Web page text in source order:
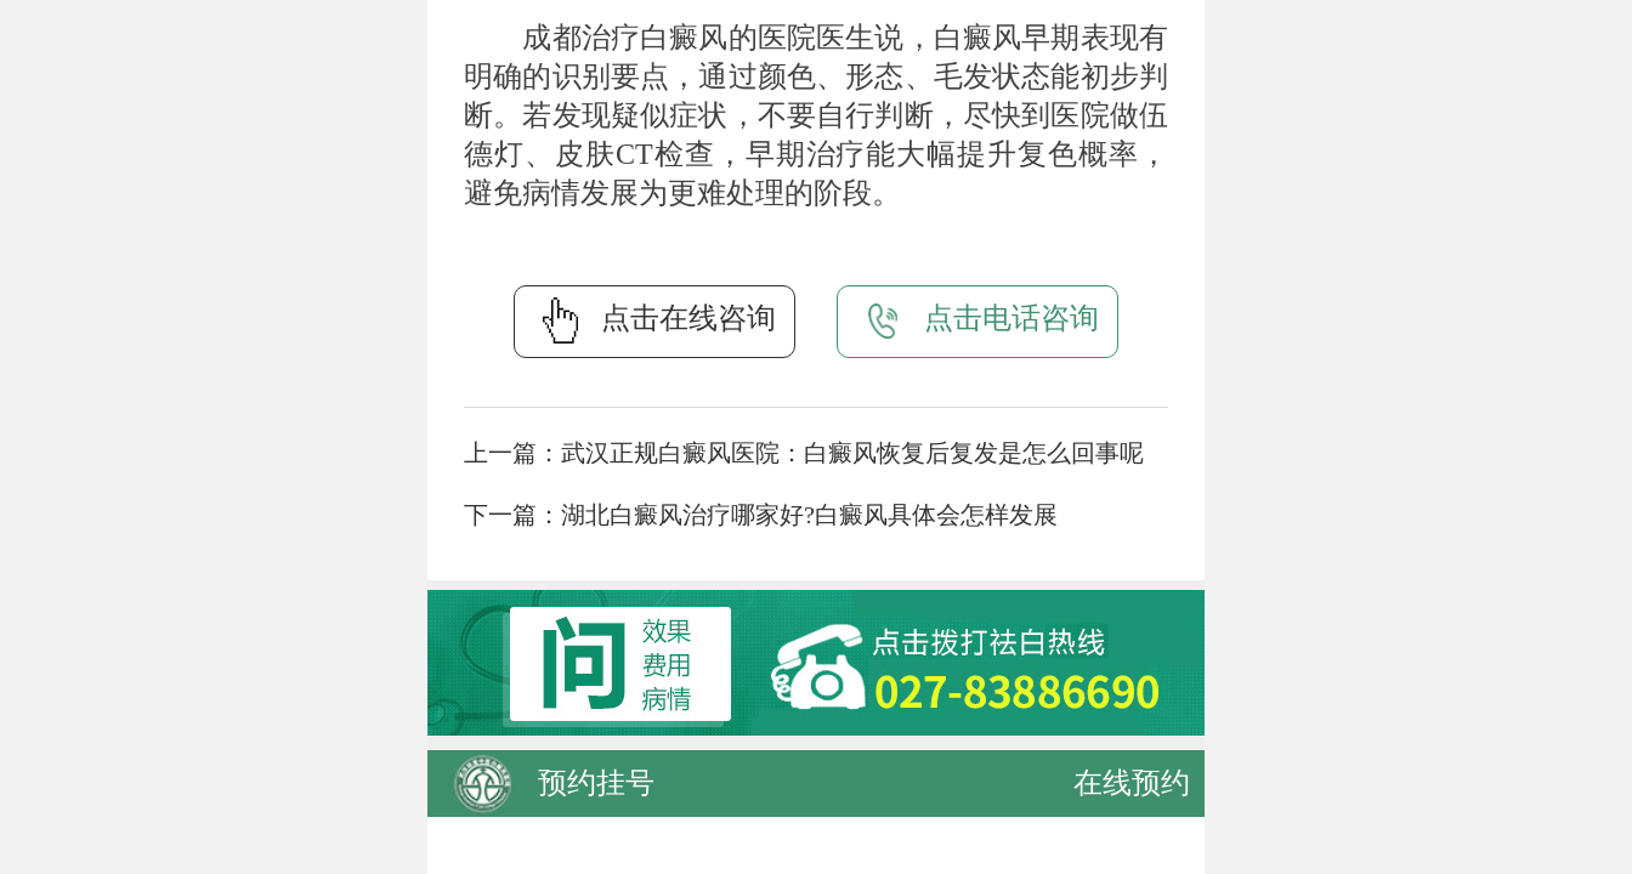
成都治疗白癜风的医院医生说，白癜风早期表现有
明确的识别要点，通过颜色、形态、毛发状态能初步判
断。若发现疑似症状，不要自行判断，尽快到医院做伍
德灯、皮肤CT检查，早期治疗能大幅提升复色概率，
避免病情发展为更难处理的阶段。
点击在线咨询 点击电话咨询
上一篇： 武汉正规白癜风医院：白癜风恢复后复发是怎么回事呢
下一篇： 湖北白癜风治疗哪家好?白癜风具体会怎样发展
预约挂号 在线预约